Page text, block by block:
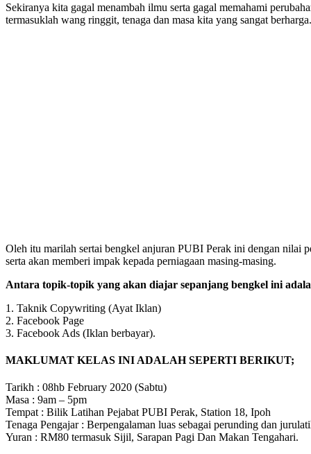
Sekiranya kita gagal menambah ilmu serta gagal memahami
termasuklah wang ringgit, tenaga dan masa kita yang sangat berharga.
Oleh itu marilah sertai bengkel anjuran PUBI Perak ini dengan nilai
serta akan memberi impak kepada perniagaan masing-masing.
Antara topik-topik yang akan diajar sepanjang bengkel ini
1. Taknik Copywriting (Ayat Iklan)
2. Facebook Page
3. Facebook Ads (Iklan berbayar).
MAKLUMAT KELAS INI ADALAH SEPERTI BERIKUT;
Tarikh : 08hb February 2020 (Sabtu)
Masa : 9am – 5pm
Tempat : Bilik Latihan Pejabat PUBI Perak, Station 18, Ipoh
Tenaga Pengajar : Berpengalaman luas sebagai perunding dan
Yuran : RM80 termasuk Sijil, Sarapan Pagi Dan Makan Tengahari.